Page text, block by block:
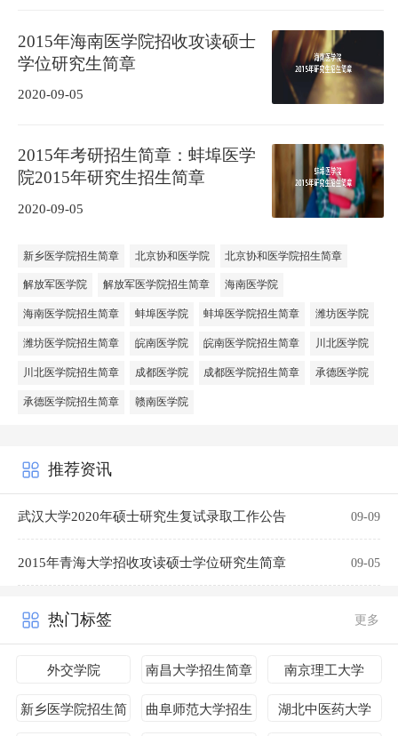
2015年海南医学院招收攻读硕士
学位研究生简章
2020-09-05
2015年考研招生简章：蚌埠医学
院2015年研究生招生简章
2020-09-05
新乡医学院招生简章 北京协和医学院 北京协和医学院招生简章
解放军医学院 解放军医学院招生简章 海南医学院
海南医学院招生简章 蚌埠医学院 蚌埠医学院招生简章 潍坊医学院
潍坊医学院招生简章 皖南医学院 皖南医学院招生简章 川北医学院
川北医学院招生简章 成都医学院 成都医学院招生简章 承德医学院
承德医学院招生简章 赣南医学院
推荐资讯
武汉大学2020年硕士研究生复试录取工作公告 09-09
2015年青海大学招收攻读硕士学位研究生简章 09-05
热门标签 更多
外交学院 南昌大学招生简章 南京理工大学
新乡医学院招生简
曲阜师范大学招生
湖北中医药大学